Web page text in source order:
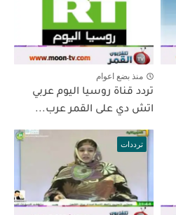
منذ بضع اعوام
تردد قناة روسيا اليوم عربي
اتش دي على القمر عرب...
ترددات